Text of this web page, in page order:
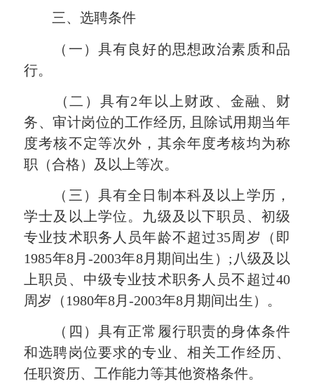
三、选聘条件
（一）具有良好的思想政治素质和品
行。
（二）具有2年以上财政、金融、财
务、审计岗位的工作经历, 且除试用期当年
度考核不定等次外，其余年度考核均为称
职（合格）及以上等次。
（三）具有全日制本科及以上学历，
学士及以上学位。九级及以下职员、初级
专业技术职务人员年龄不超过35周岁（即
1985年8月-2003年8月期间出生）;八级及以
上职员、中级专业技术职务人员不超过40
周岁（1980年8月-2003年8月期间出生）。
（四）具有正常履行职责的身体条件
和选聘岗位要求的专业、相关工作经历、
任职资历、工作能力等其他资格条件。